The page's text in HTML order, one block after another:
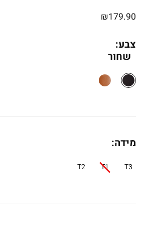
₪179.90
צבע:
שחור
מידה:
T3
T1
T2